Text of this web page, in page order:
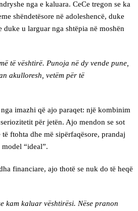
nga e kaluara. CeCe tregon se ka
shëndetësore në adoleshencë, duke
duke u larguar nga shtëpia në moshën
të vështirë. Punoja në dy vende pune,
akulloresh, vetëm për të
imazhi që ajo paraqet: një kombinim
për jetën. Ajo mendon se sot
ftohta dhe më sipërfaqësore, prandaj
“ideal”.
financiare, ajo thotë se nuk do të heqë
kam kaluar vështirësi. Nëse pranon